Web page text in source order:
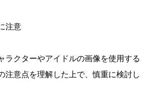
注意
ラクターやアイドルの画像を使用する
注意点を理解した上で、慎重に検討し